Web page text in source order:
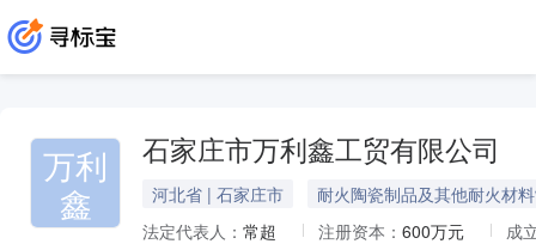
万利
鑫
石家庄市万利鑫工贸有限公司
河北省 | 石家庄市
耐火陶瓷制品及其他耐火材
法定代表人： 常超 注册资本： 600万元
成